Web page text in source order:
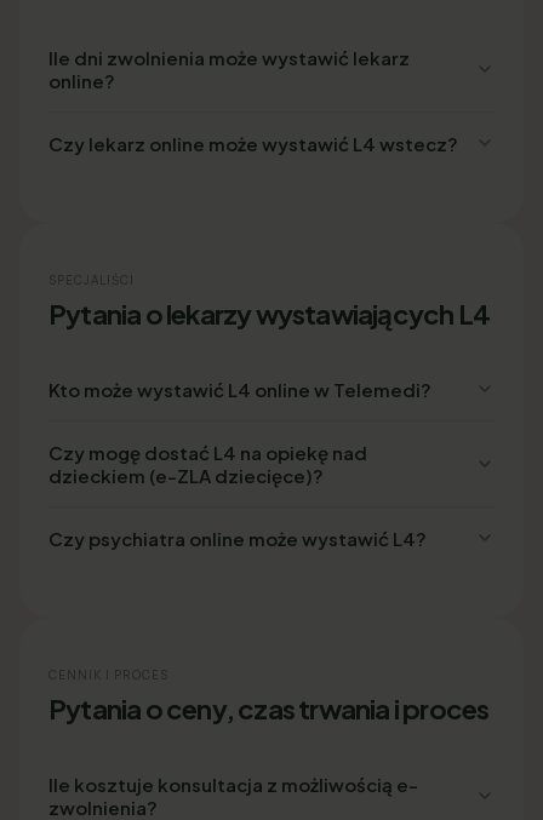
Ile dni zwolnienia może wystawić lekarz
online?
Czy lekarz online może wystawić L4 wstecz?
SPECJALIŚCI
Pytania o lekarzy wystawiających L4
Kto może wystawić L4 online w Telemedi?
Czy mogę dostać L4 na opiekę nad
dzieckiem (e-ZLA dziecięce)?
Czy psychiatra online może wystawić L4?
CENNIK I PROCES
Pytania o ceny, czas trwania i proces
Ile kosztuje konsultacja z możliwością e-
zwolnienia?